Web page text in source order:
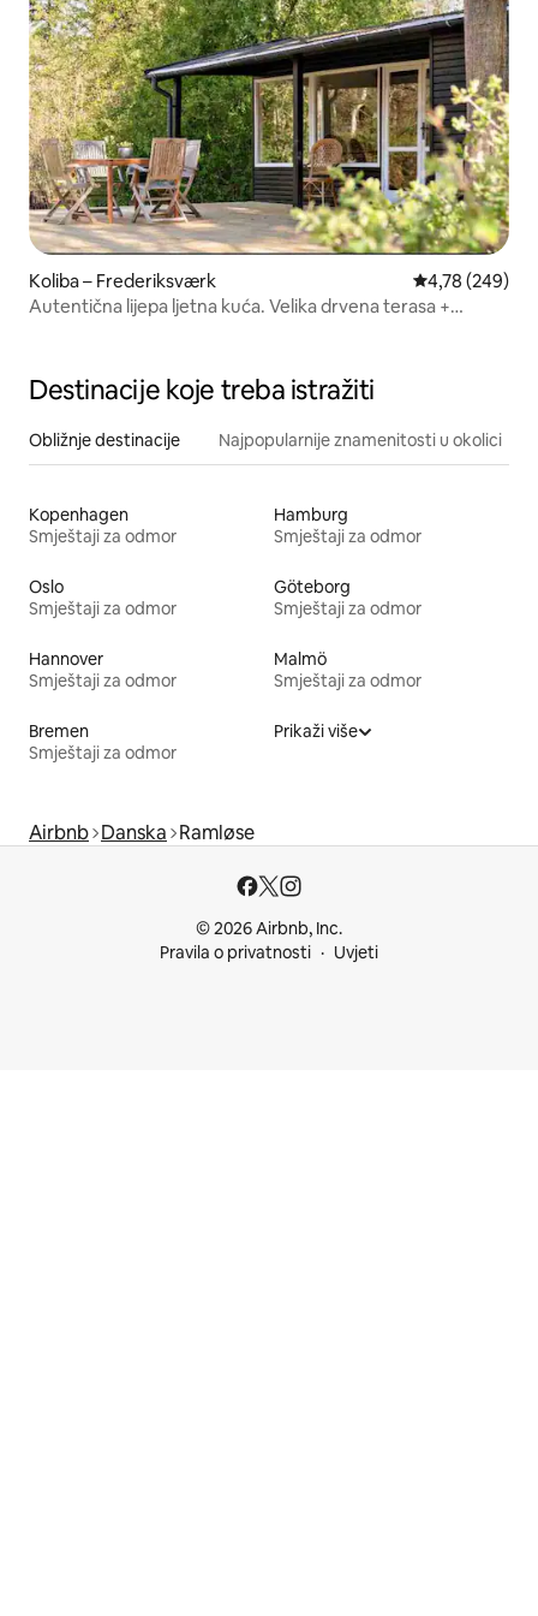
Koliba – Frederiksværk Prosječna
4,78 (249)
Autentična lijepa ljetna kuća. Velika drvena terasa +
Destinacije koje treba istražiti
Obližnje destinacije Najpopularnije znamenitosti u okolici
Kopenhagen
Smještaji za odmor
Hamburg
Smještaji za odmor
Oslo
Smještaji za odmor
Göteborg
Smještaji za odmor
Hannover
Smještaji za odmor
Malmö
Smještaji za odmor
Bremen
Smještaji za odmor
Prikaži više
Airbnb Danska Ramløse
© 2026 Airbnb, Inc.
Pravila o privatnosti
Uvjeti